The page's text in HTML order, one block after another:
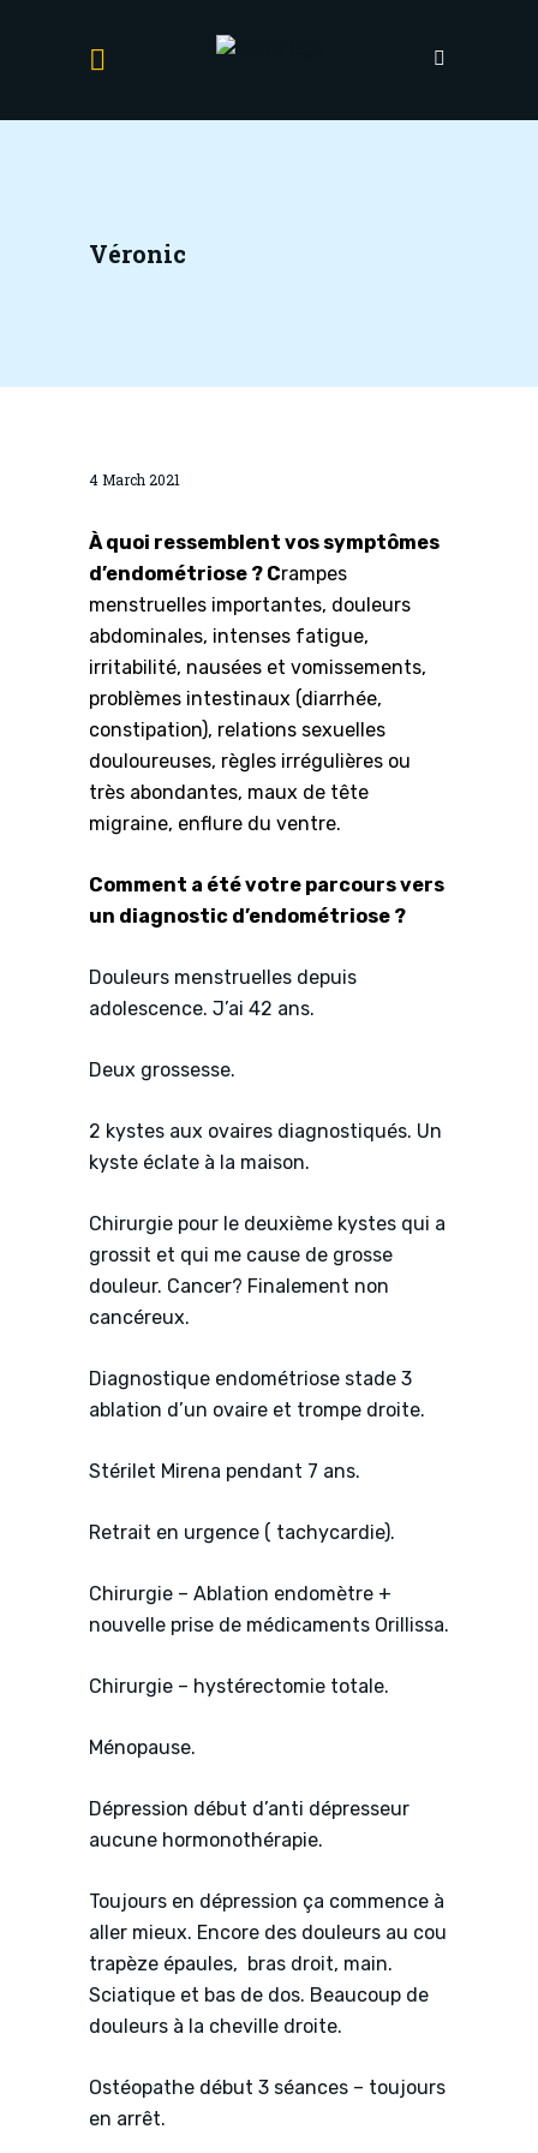
Véronic
4 March 2021
À quoi ressemblent vos symptômes
d’endométriose ? Crampes
menstruelles importantes, douleurs
abdominales, intenses fatigue,
irritabilité, nausées et vomissements,
problèmes intestinaux (diarrhée,
constipation), relations sexuelles
douloureuses, règles irrégulières ou
très abondantes, maux de tête
migraine, enflure du ventre.
Comment a été votre parcours vers
un diagnostic d’endométriose ?
Douleurs menstruelles depuis
adolescence. J’ai 42 ans.
Deux grossesse.
2 kystes aux ovaires diagnostiqués. Un
kyste éclate à la maison.
Chirurgie pour le deuxième kystes qui a
grossit et qui me cause de grosse
douleur. Cancer? Finalement non
cancéreux.
Diagnostique endométriose stade 3
ablation d’un ovaire et trompe droite.
Stérilet Mirena pendant 7 ans.
Retrait en urgence ( tachycardie).
Chirurgie – Ablation endomètre +
nouvelle prise de médicaments Orillissa.
Chirurgie – hystérectomie totale.
Ménopause.
Dépression début d’anti dépresseur
aucune hormonothérapie.
Toujours en dépression ça commence à
aller mieux. Encore des douleurs au cou
trapèze épaules, bras droit, main.
Sciatique et bas de dos. Beaucoup de
douleurs à la cheville droite.
Ostéopathe début 3 séances – toujours
en arrêt.